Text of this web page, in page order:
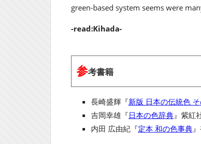
green-based system seems were
-read:Kihada-
参考書籍
長崎盛輝『新版 日本の伝統色
吉岡幸雄『日本の色辞典』紫紅
内田 広由紀『定本 和の色事典